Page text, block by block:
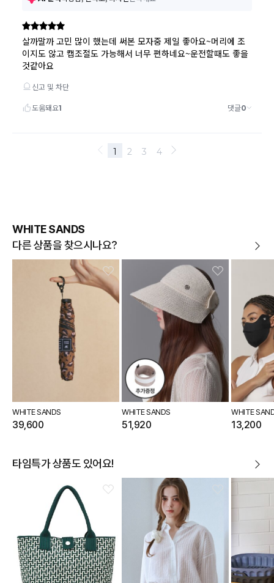
WHITE SANDS
다른 상품을 찾으시나요?
WHITE SANDS
39,600
WHITE SANDS
51,920
WHITE
13,200
타임특가 상품도 있어요!